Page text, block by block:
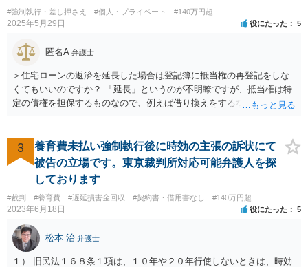
#強制執行・差し押さえ #個人・プライベート #140万円超
2025年5月29日 役にたった 5
匿名A 弁護士
＞住宅ローンの返済を延長した場合は登記簿に抵当権の再登記をしな
くてもいいのですか？ 「延長」というのが不明瞭ですが、抵当権は特
定の債権を担保するものなので、例えば借り換えをするなどしてあら
当権を付けるでしょう。そうではなく、単に返済スケジュールを変更
したということであれば、債権として同一ですからあらためて登記は
しないでしょう。 それにそもそも、抵当権の登記は、借りた時期や利
息などは記載されますが、終期については登記されません。
3
養育費未払い強制執行後に時効の主張の訴状にて
被告の立場です。東京裁判所対応可能弁護人を探
しております
#裁判 #養育費 #遅延損害金回収 #契約書・借用書なし #140万円超
2023年6月18日 役にたった 5
松本 治 弁護士
１） 旧民法１６８条１項は、１０年や２０年行使しないときは、時効